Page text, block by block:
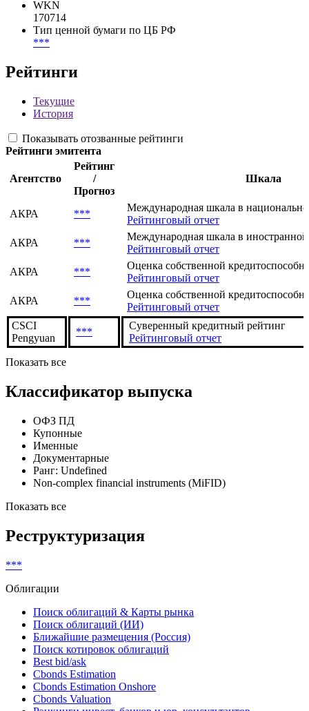
WKN
170714
Тип ценной бумаги по ЦБ РФ
***
Рейтинги
Текущие
История
Показывать отозванные рейтинги
Рейтинги эмитента
Агентство
Рейтинг
/
Прогноз
Шкала
АКРА ***
Международная шкала в
Рейтинговый отчет
АКРА
***
Международная шкала в
Рейтинговый отчет
АКРА
***
Оценка собственной
Рейтинговый отчет
АКРА
***
Оценка собственной
Рейтинговый отчет
CSCI
Pengyuan
***
Суверенный кредитный рейтинг
Рейтинговый отчет
Показать все
Классификатор выпуска
ОФЗ ПД
Купонные
Именные
Документарные
Ранг: Undefined
Non-complex financial instruments (MiFID)
Показать все
Реструктуризация
***
Облигации
Поиск облигаций & Карты рынка
Поиск облигаций (ИИ)
Ближайшие размещения (Россия)
Поиск котировок облигаций
Best bid/ask
Cbonds Estimation
Cbonds Estimation Onshore
Cbonds Valuation